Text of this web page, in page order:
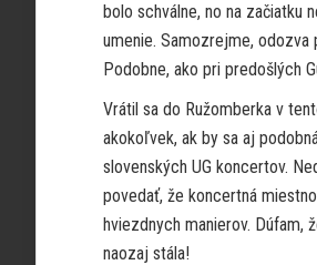
bolo schválne, no na začiatku
umenie. Samozrejme, odozva
Podobne, ako pri predošlých
Vrátil sa do Ružomberka v
akokoľvek, ak by sa aj
slovenských UG koncertov.
povedať, že koncertná
hviezdnych manierov. Dúfam,
naozaj stála!